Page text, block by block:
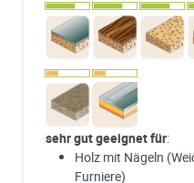
sehr gut geeignet für:
Holz mit Nägeln
Furniere)